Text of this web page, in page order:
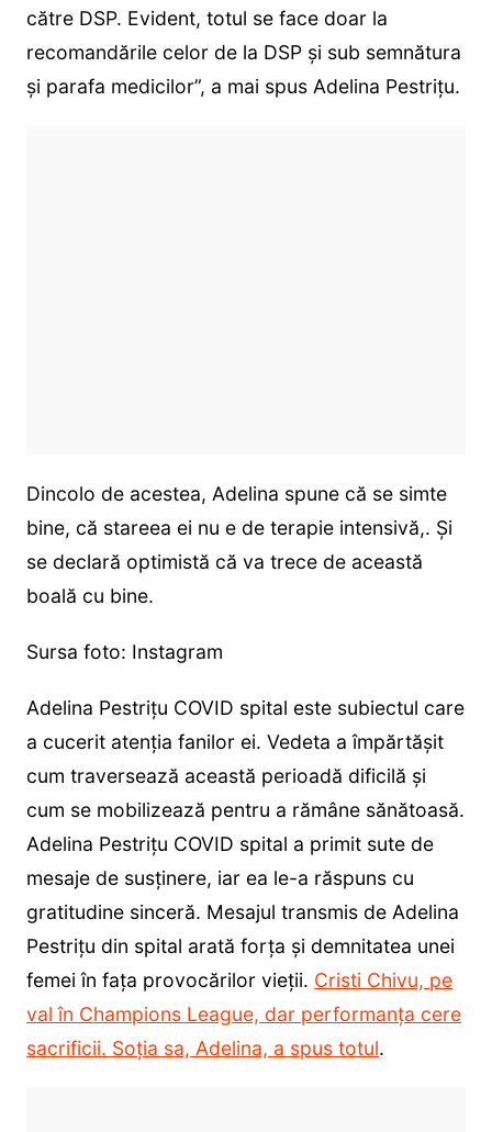
către DSP. Evident, totul se face doar la
recomandările celor de la DSP și sub semnătura
și parafa medicilor”, a mai spus Adelina Pestrițu.
Dincolo de acestea, Adelina spune că se simte
bine, că stareea ei nu e de terapie intensivă,. Și
se declară optimistă că va trece de această
boală cu bine.
Sursa foto: Instagram
Adelina Pestrițu COVID spital este subiectul care
a cucerit atenția fanilor ei. Vedeta a împărtășit
cum traversează această perioadă dificilă și
cum se mobilizează pentru a rămâne sănătoasă.
Adelina Pestrițu COVID spital a primit sute de
mesaje de susținere, iar ea le-a răspuns cu
gratitudine sinceră. Mesajul transmis de Adelina
Pestrițu din spital arată forța și demnitatea unei
femei în fața provocărilor vieții. Cristi Chivu, pe
val în Champions League, dar performanța cere
sacrificii. Soția sa, Adelina, a spus totul.